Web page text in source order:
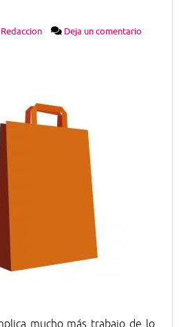
Redaccion Deja un comentario
mucho más trabajo de lo